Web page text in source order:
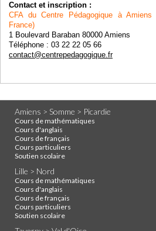
Contact et inscription :
CFA du Centre Pédagogique à Amiens
France)
1 Boulevard Baraban 80000 Amiens
Téléphone : 03 22 22 05 66
contact@centrepedagogique.fr
Amiens > Somme > Picardie
Cours de mathématiques
Cours d'anglais
Cours de français
Cours particuliers
Soutien scolaire
Lille > Nord
Cours de mathématiques
Cours d'anglais
Cours de français
Cours particuliers
Soutien scolaire